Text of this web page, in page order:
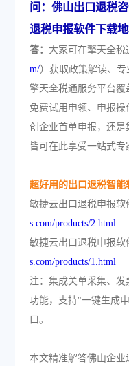
问：佛山出口退税
退税申报软件下载地
答： 大家可在擎天全税
m/）获取政策解读、专
擎天全税通服务平台覆
免费试用申领、申报
创企业首单申报，还
皆可在此享受一站式专
超好用的出口退税智能
敏捷云出口退税申报软
s.com/products/2.html
敏捷云出口退税申报软
s.com/products/1.html
注：集成关单采集、
功能，支持"一键生成
口。
本文精准解答佛山企